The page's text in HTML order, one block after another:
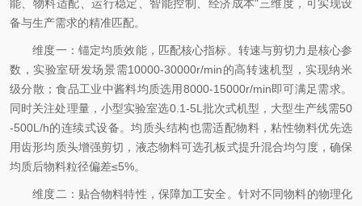
能、物料适配、运行稳定、智能控制、经济成本"三维度，可实现设
备与生产需求的精准匹配。
维度一：锚定均质效能，匹配核心指标。转速与剪切力是核心参
数，实验室研发场景需10000-30000r/min的高转速机型，实现纳米
级分散；食品工业中酱料均质选用8000-15000r/min即可满足需求。
同时关注处理量，小型实验室选0.1-5L批次式机型，大型生产线需50
-500L/h的连续式设备。均质头结构也需适配物料，粘性物料优先选
用齿形均质头增强剪切，液态物料可选孔板式提升混合均匀度，确保
均质后物料粒径偏差≤5%。
维度二：贴合物料特性，保障加工安全。针对不同物料的物理化